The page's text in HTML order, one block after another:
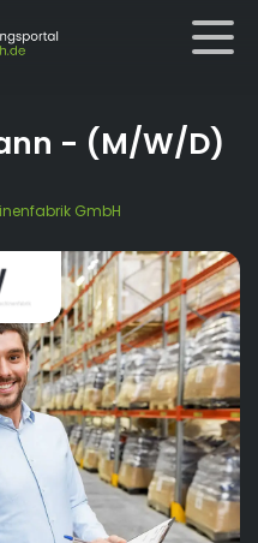
- (M/W/D)
GmbH